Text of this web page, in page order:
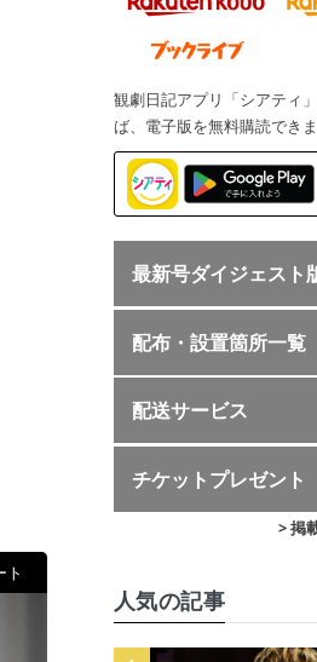
ト
観劇日記アプリ「シアティ
ば、電子版を無料購読できま
最新号ダイジェスト
配布・設置箇所一覧
配送サービス
チケットプレゼント
> 掲
人気の記事